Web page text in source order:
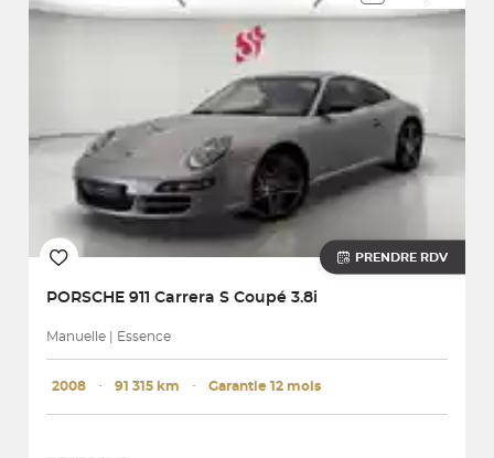
PRENDRE RDV
PORSCHE 911 Carrera S Coupé 3.8i
Manuelle | Essence
2008 ･ 91 315 km ･ Garantie 12 mois